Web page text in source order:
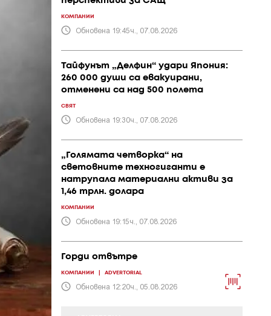
КОМПАНИИ
Обновена 19:45ч., 07.08.2026
Тайфунът „Делфин“ удари Япония:
260 000 души са евакуирани,
отменени са над 500 полета
СВЯТ
Обновена 19:30ч., 07.08.2026
„Голямата четворка“ на
световните техногиганти е
натрупала материални активи за
1,46 трлн. долара
КОМПАНИИ
Обновена 19:15ч., 07.08.2026
Горди отвътре
КОМПАНИИ ADVERTORIAL
Обновена 12:20ч., 05.08.2026